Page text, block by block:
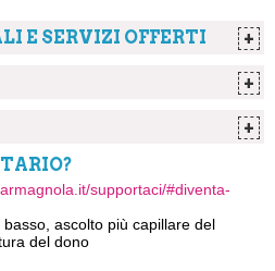
del Terzo Settore
+
E SERVIZI OFFERTI
NormalMente, Natale per
rete sociale cittadina.
+
+
Giulia Crivello
garanzia
Sì
supportaci/#diventa-
ascolto più capillare del
del dono